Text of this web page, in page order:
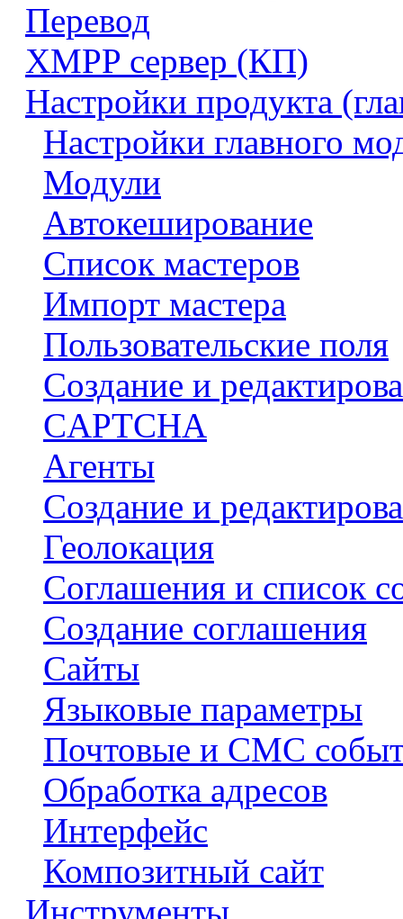
Перевод
XMPP сервер (КП)
Настройки продукта
Настройки главного
Модули
Автокеширование
Список мастеров
Импорт мастера
Пользовательские поля
Создание и
CAPTCHA
Агенты
Создание и
Геолокация
Соглашения и список
Создание соглашения
Сайты
Языковые параметры
Почтовые и СМС
Обработка адресов
Интерфейс
Композитный сайт